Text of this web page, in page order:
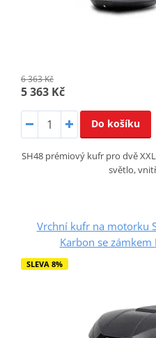
6 363 Kč
5 363 Kč
Do košíku
SH48 prémiový kufr pro dvě
světlo,
Vrchní kufr na motorku
Karbon se zámkem
SLEVA 8%